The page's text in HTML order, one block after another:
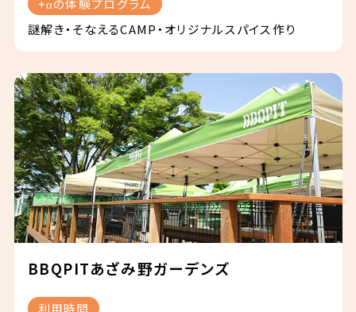
+αの体験プログラム
謎解き・そなえるCAMP・オリジナルスパイス作り
BBQPITあざみ野ガーデンズ
利用時間